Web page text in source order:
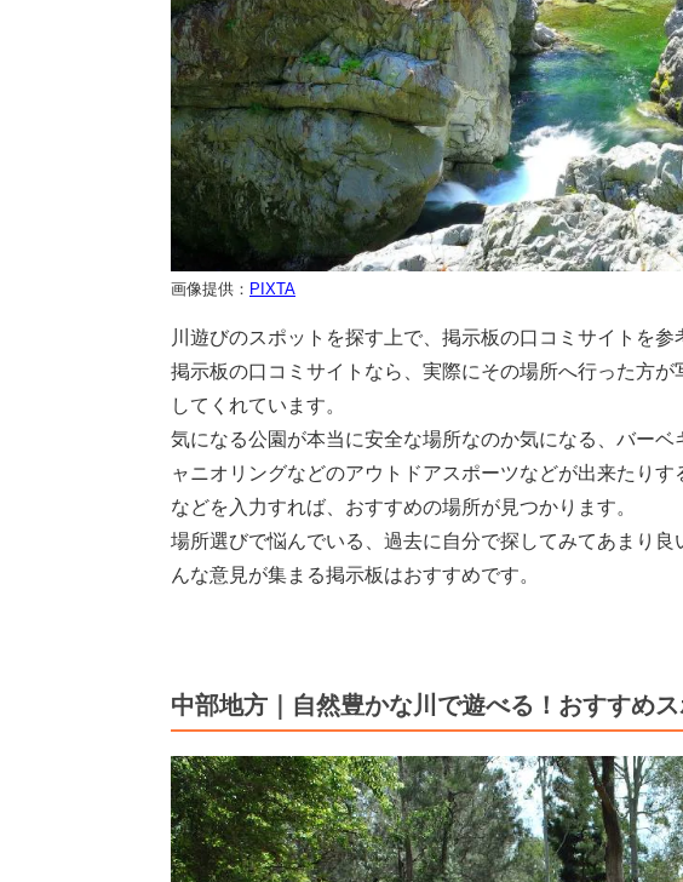
画像提供： PIXTA
川遊びのスポットを探す上で、掲示板の口コミサイトを参
掲示板の口コミサイトなら、実際にその場所へ行った方
してくれています。
気になる公園が本当に安全な場所なのか気になる、バー
ャニオリングなどのアウトドアスポーツなどが出来たり
などを入力すれば、おすすめの場所が見つかります。
場所選びで悩んでいる、過去に自分で探してみてあまり
んな意見が集まる掲示板はおすすめです。
中部地方｜自然豊かな川で遊べる！おすすめス